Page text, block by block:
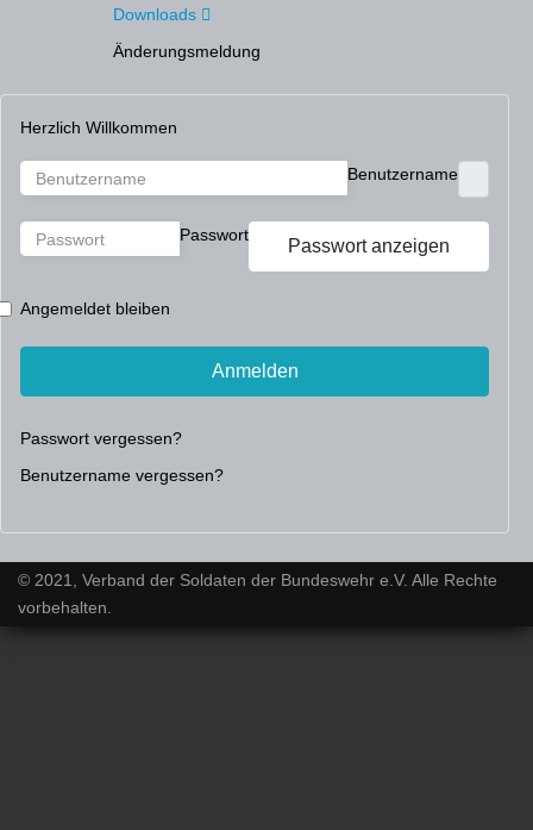
Downloads
Änderungsmeldung
Herzlich Willkommen
Benutzername
Passwort
Passwort anzeigen
Angemeldet bleiben
Anmelden
Passwort vergessen?
Benutzername vergessen?
© 2021, Verband der Soldaten der Bundeswehr e.V. Alle Rechte
vorbehalten.